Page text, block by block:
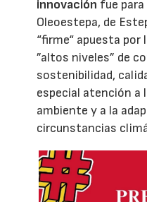
innovación fue
Oleoestepa, de
“firme“ apuesta por
”altos niveles” de
sostenibilidad,
especial atención a
ambiente y a la
circunstancias